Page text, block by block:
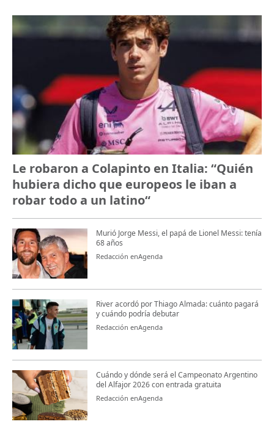
Le robaron a Colapinto en Italia: “Quién
hubiera dicho que europeos le iban a
robar todo a un latino“
Murió Jorge Messi, el papá de Lionel Messi: tenía
68 años
Redacción enAgenda
River acordó por Thiago Almada: cuánto pagará
y cuándo podría debutar
Redacción enAgenda
Cuándo y dónde será el Campeonato Argentino
del Alfajor 2026 con entrada gratuita
Redacción enAgenda